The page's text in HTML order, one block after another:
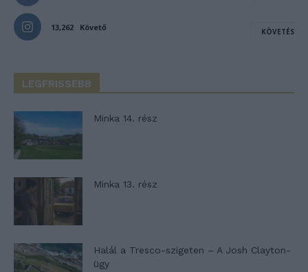
13,262 Követő KÖVETÉS
LEGFRISSEBB
Minka 14. rész
Minka 13. rész
Halál a Tresco-szigeten – A Josh Clayton-
ügy